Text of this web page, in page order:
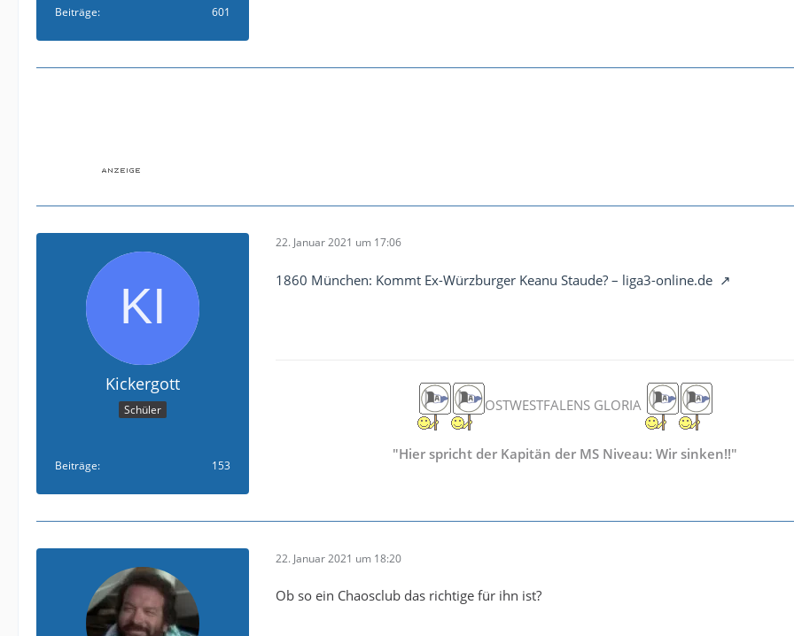
Beiträge
601
Kickergott
Schüler
Beiträge 153
22. Januar 2021 um 17:06
1860 München: Kommt Ex-Würzburger Keanu Staude? – liga3-online.de
OSTWESTFALENS GLORIA
"Hier spricht der Kapitän der MS Niveau: Wir sinken!!"
22. Januar 2021 um 18:20
Ob so ein Chaosclub das richtige für ihn ist?